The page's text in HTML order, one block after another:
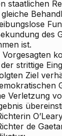
staatlichen
des
ist.
strittige
Ziel
Verletzung
de